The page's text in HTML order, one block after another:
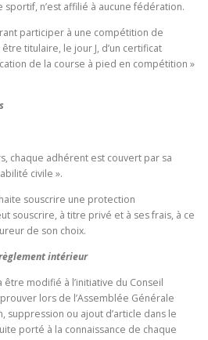
sportif, n’est affilié à aucune fédération.
participer à une compétition de
titulaire, le jour J, d’un certificat
de la course à pied en compétition »
chaque adhérent est couvert par sa
civile ».
souscrire une protection
souscrire, à titre privé et à ses frais, à ce
de son choix.
intérieur
modifié à l’initiative du Conseil
lors de l’Assemblée Générale
suppression ou ajout d’article dans le
porté à la connaissance de chaque